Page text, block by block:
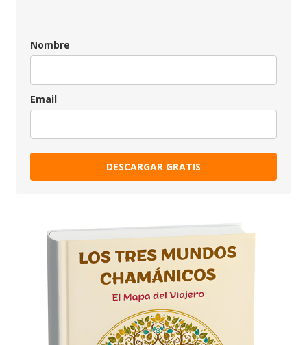
Nombre
Email
DESCARGAR GRATIS